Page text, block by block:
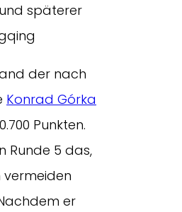
späterer
der nach
Konrad Górka
Punkten.
Runde 5 das,
er